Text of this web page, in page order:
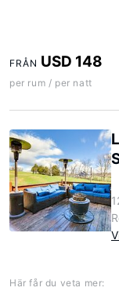
FRÅN USD 148
per rum / per natt
Här får du veta mer: